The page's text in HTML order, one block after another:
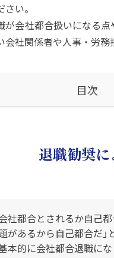
い。
が会社都合扱いになる
社関係者や人事・労
目次
退職勧奨に
社都合とされるか自己
があるから自己都合だ
本的に会社都合退職にな